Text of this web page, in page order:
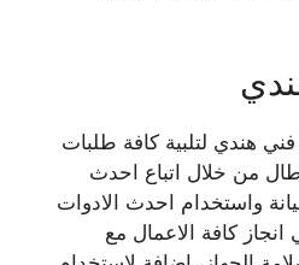
هندي لتلبية كافة طلبات
من خلال اتباع احدث
واستخدام احدث الادوات
كافة الاعمال مع